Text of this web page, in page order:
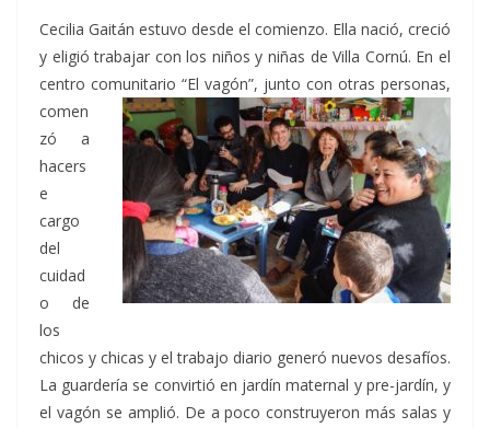
Cecilia Gaitán estuvo desde el comienzo. Ella nació, creció
y eligió trabajar con los niños y niñas de Villa Cornú. En el
centro comunitario “El vagón”, junto con otras personas,
comen
zó a
hacers
e
cargo
del
cuidad
o de
los
chicos y chicas y el trabajo diario generó nuevos desafíos.
La guardería se convirtió en jardín maternal y pre-jardín, y
el vagón se amplió. De a poco construyeron más salas y